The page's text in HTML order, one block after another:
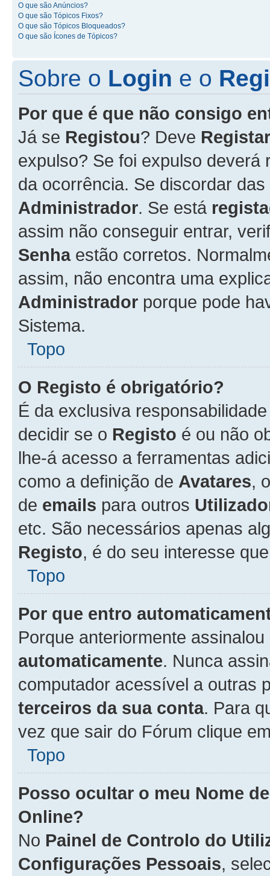
O que são Anúncios?
O que são Tópicos Fixos?
O que são Tópicos Bloqueados?
O que são Ícones de Tópicos?
Sobre o Login e o
Por que é que não consigo
Já se Registou? Deve
expulso? Se foi expulso
da ocorrência. Se discordar
Administrador. Se está
assim não conseguir entrar,
Senhaestão corretos.
assim, não encontra uma
Administrador porque pode
Sistema.
Topo
O Registo é obrigatório?
É da exclusiva
decidir se o Registo é ou não
lhe-á acesso a ferramentas
como a definição de Avatares,
de emails para outros
etc. São necessários apenas
Registo, é do seu interesse
Topo
Por que entro
Porque anteriormente
automaticamente. Nunca
computador acessível a outras
terceiros da sua conta. Para
vez que sair do Fórum clique
Topo
Posso ocultar o meu Nome
Online?
No Painel de Controlo do
Configurações Pessoais,